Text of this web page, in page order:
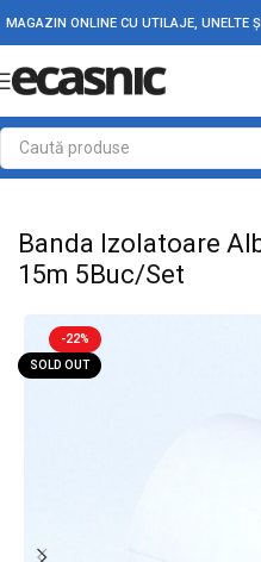
MAGAZIN ONLINE CU UTILAJE, UNELTE
Prima pagină Conectica Banda
Banda Izolatoare
15m 5Buc/Set
-22%
SOLD OUT